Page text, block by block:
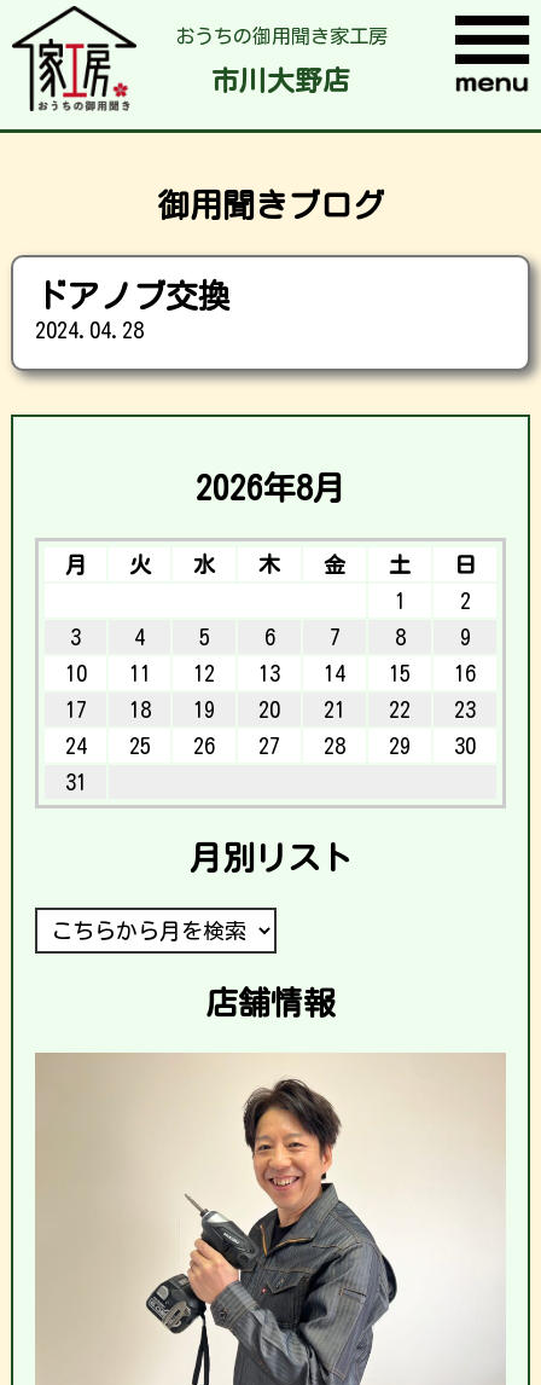
おうちの御用聞き家工房
市川大野店
御用聞きブログ
ドアノブ交換
2024.04.28
2026年8月
月 火 水 木 金 土
日
1
2
3
4 5 6 7 8
9
10
11 12 13 14 15
16
17
18 19 20 21 22
23
24
25 26 27 28 29
30
31
月別リスト
店舗情報